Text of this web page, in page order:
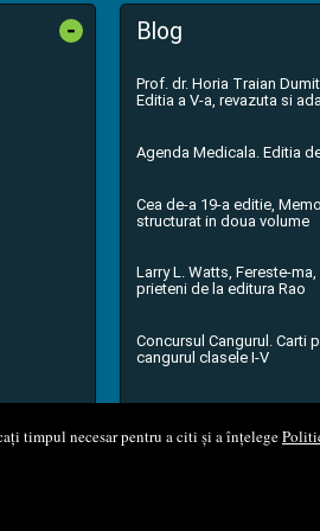
timpul necesar pentru a citi și a înțelege
- Blog
Prof. dr. Horia Traian
Editia a V-a, revazuta si
Agenda Medicala. Editia
Cea de-a 19-a editie,
structurat in doua volume
Larry L. Watts, Fereste-
prieteni de la editura Rao
Concursul Cangurul. Carti
cangurul clasele I-V